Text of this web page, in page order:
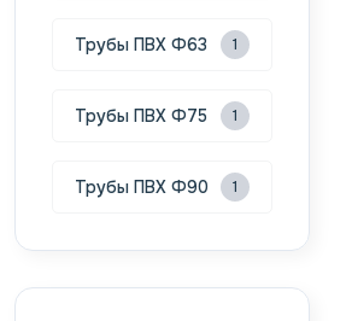
Трубы ПВХ Ф63 1
Трубы ПВХ Ф75 1
Трубы ПВХ Ф90 1